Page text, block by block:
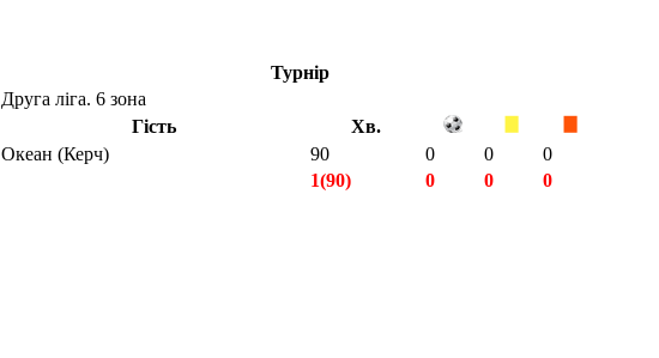
Турнір
Друга ліга. 6 зона
Гість
Хв.
Океан (Керч) 90 0 0
0
1(90) 0 0
0